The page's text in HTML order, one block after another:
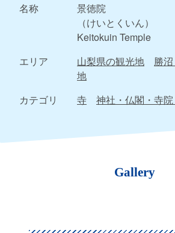
名称
景徳院
（けいとくいん）
Keitokuin Temple
エリア
山梨県の観光地
勝
地
カテゴリ
寺 神社・仏閣・寺
Gallery